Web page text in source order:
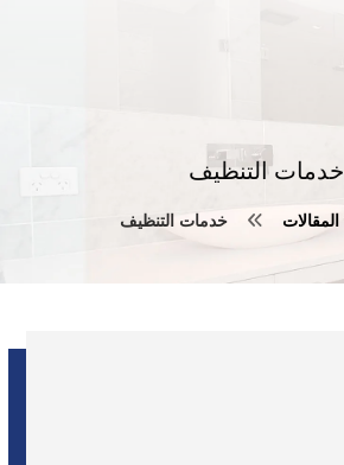
خدمات التنظيف
المقالات خدمات التنظيف